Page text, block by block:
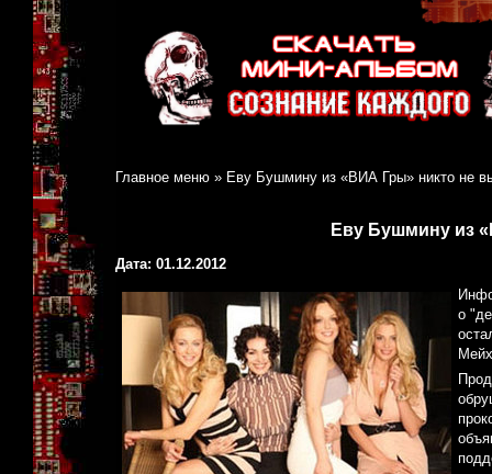
Главное меню » Еву Бушмину из «ВИА Гры» никто не
Еву Бушмину из
Дата: 01.12.2012
о